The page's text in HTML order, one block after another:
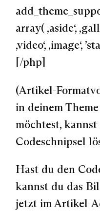
array( ‚aside‘,
‚video‘, ‚image‘,
[/php]
(Artikel-
in deinem
möchtest,
Codeschnipsel
Hast du den
kannst du das
jetzt im Artikel-